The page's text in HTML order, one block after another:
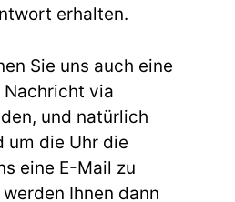
erhalten.
Sie uns auch eine
Nachricht via
und natürlich
um die Uhr die
eine E-Mail zu
Ihnen dann